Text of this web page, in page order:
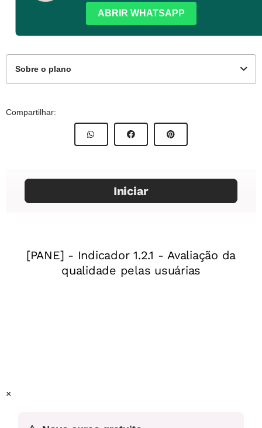
ABRIR WHATSAPP
Sobre o plano
Este plano de atividade foi
elaborado pelo time de autores
NOVA ESCOLA.
Autor:Edmilson Fernandes Doirado
Mentor:Edison de Jesus Manoel
Vasquinho
Compartilhar:
×